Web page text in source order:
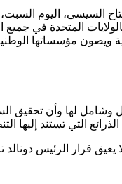
المتحدة في
ويصون مؤسساتها
وشامل لها وأن تحقيق
التي تستند إليها
قرار الرئيس دونالد